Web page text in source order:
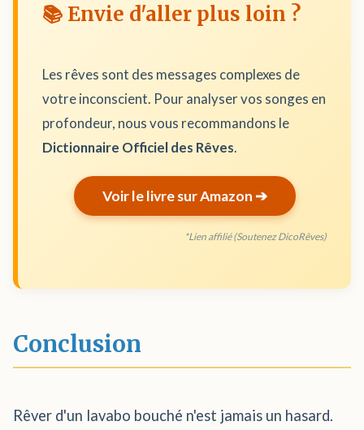
📚 Envie d'aller plus loin ?
Les rêves sont des messages complexes de
votre inconscient. Pour analyser vos songes en
profondeur, nous vous recommandons le
Dictionnaire Officiel des Rêves.
Voir le livre sur Amazon ➔
*Lien affilié (Soutenez DicoRêves)
Conclusion
Rêver d'un lavabo bouché n'est jamais un hasard.